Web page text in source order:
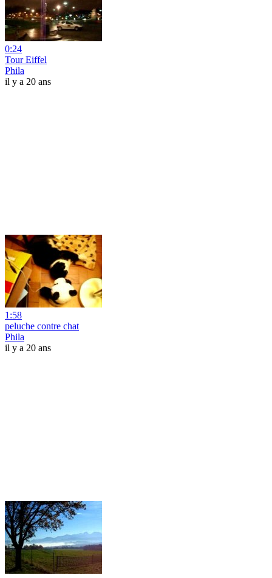
0:24
Tour Eiffel
Phila
il y a 20 ans
1:58
peluche contre chat
Phila
il y a 20 ans